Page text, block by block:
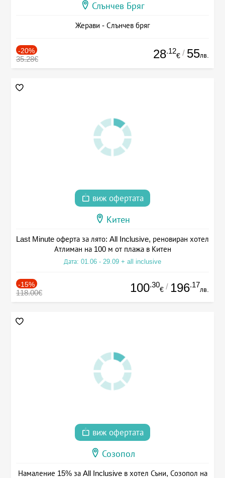
Слънчев Бряг
Жерави - Слънчев бряг
-20%
35.28€ 28.12
€ / 55лв.
виж офертата
Китен
Last Minute оферта за лято: All Inclusive, реновиран хотел
Атлиман на 100 м от плажа в Китен
Дата: 01.06 - 29.09 + all inclusive
-15%
118.00€ 100.30
€ / 196.17
лв.
виж офертата
Созопол
Намаление 15% за All Inclusive в хотел Съни, Созопол на